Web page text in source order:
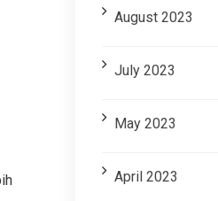
August 2023
July 2023
May 2023
April 2023